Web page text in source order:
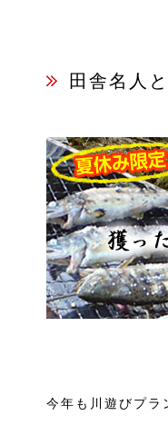
田舎名人
今年も川遊びプラ